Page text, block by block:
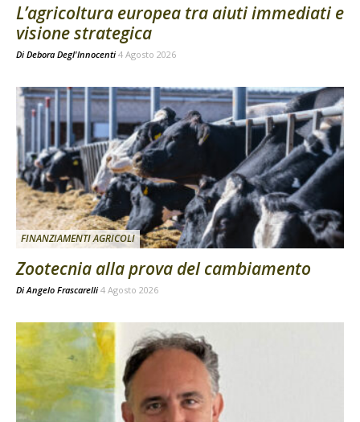
L’agricoltura europea tra aiuti immediati e
visione strategica
Di Debora Degl'Innocenti 4 Agosto 2026
FINANZIAMENTI AGRICOLI
Zootecnia alla prova del cambiamento
DiAngelo Frascarelli 4 Agosto 2026